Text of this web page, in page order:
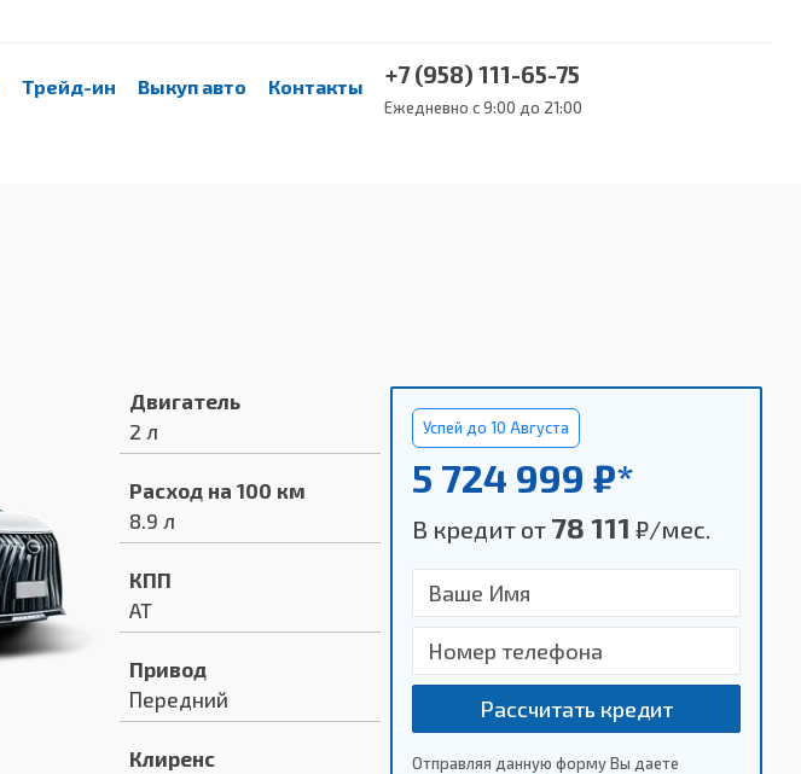
Трейд-ин Выкуп авто Контакты +7 (958) 111-65-75
Ежедневно с 9:00 до 21:00
Двигатель
2 л
Расход на 100 км
8.9 л
КПП
AT
Привод
Передний
Клиренс
Успей до 10 Августа
5 724 999 ₽*
В кредит от 78 111 ₽/мес.
Рассчитать кредит
Отправляя данную форму Вы даете